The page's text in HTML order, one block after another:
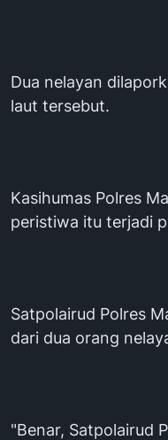
Dua nelayan
laut tersebut.
Kasihumas Polres
peristiwa itu terjadi
Satpolairud Polres
dari dua orang
"Benar, Satpolairud